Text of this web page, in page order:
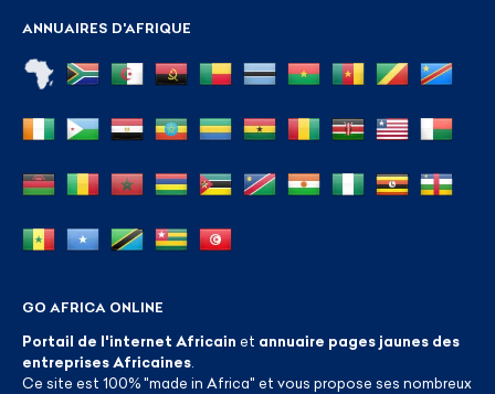
ANNUAIRES D'AFRIQUE
GO AFRICA ONLINE
Portail de l'internet Africain et annuaire pages jaunes des
entreprises Africaines
Ce site est 100% "made in Africa" et vous propose ses nombreux